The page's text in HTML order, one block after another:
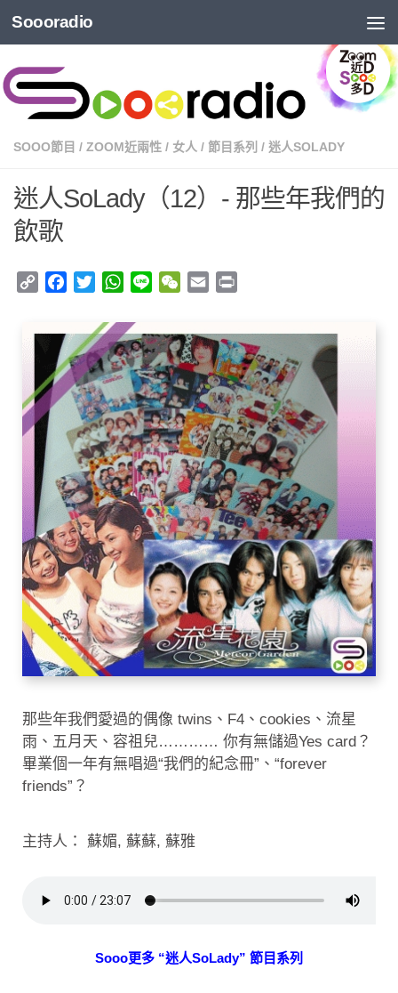
Soooradio
SOOO節目 / ZOOM近兩性 / 女人 / 節目系列 / 迷人SOLADY
迷人SoLady（12）- 那些年我們的
飲歌
Copy
Facebook
TwitterWhatsApp
Line WeChat
Email
那些年我們愛過的偶像 twins、F4、cookies、流星
雨、五月天、容祖兒………… 你有無儲過Yes card？
畢業個一年有無唱過“我們的紀念冊”、“forever
friends”？
主持人： 蘇媚, 蘇蘇, 蘇雅
Sooo更多 “迷人SoLady” 節目系列